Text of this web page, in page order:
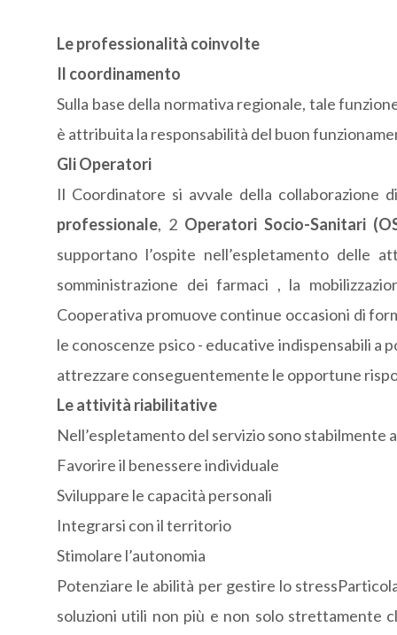
Le professionalità coinvolte
Il coordinamento
Sulla base della normativa regionale, tale
è attribuita la responsabilità del buon
Gli Operatori
Il Coordinatore si avvale della collaborazione
professionale, 2 Operatori Socio-Sanitari
supportano l’ospite nell’espletamento delle
somministrazione dei farmaci , la
Cooperativa promuove continue occasioni di
le conoscenze psico - educative indispensabili a
attrezzare conseguentemente le opportune
Le attività riabilitative
Nell’espletamento del servizio sono
Favorire il benessere individuale
Sviluppare le capacità personali
Integrarsi con il territorio
Stimolare l’autonomia
Potenziare le abilità per gestire lo
soluzioni utili non più e non solo strettamente